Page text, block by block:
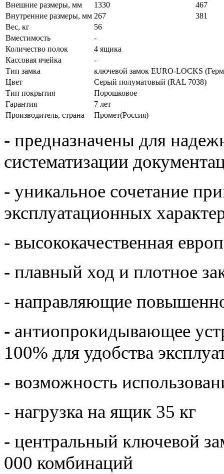
Внешние размеры, мм
1330
467
Внутренние размеры, мм 267
381
Вес, кг
56
Вместимость
-
Количество полок
4 ящика
Кассовая ячейка
-
Тип замка
ключевой замок EURO-LOCKS
Цвет
Серый полуматовый (RAL 7038)
Тип покрытия
Порошковое
Гарантия
7 лет
Производитель, страна
Промет(Россия)
- предназначены для
систематизации
- уникальное сочетание
эксплуатационных
- высококачественная
- плавный ход и плотное
- направляющие
- антиопрокидывающее
100% для удобства
- возможность
- нагрузка на ящик 35 кг
- центральный ключевой
000 комбинаций